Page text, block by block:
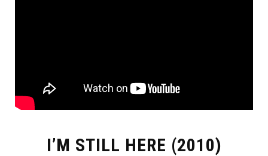
I’M STILL HERE (2010)